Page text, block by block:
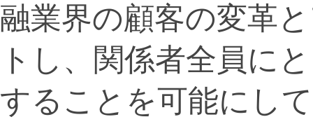
融業界の顧客の変革
トし、関係者全員に
することを可能にし